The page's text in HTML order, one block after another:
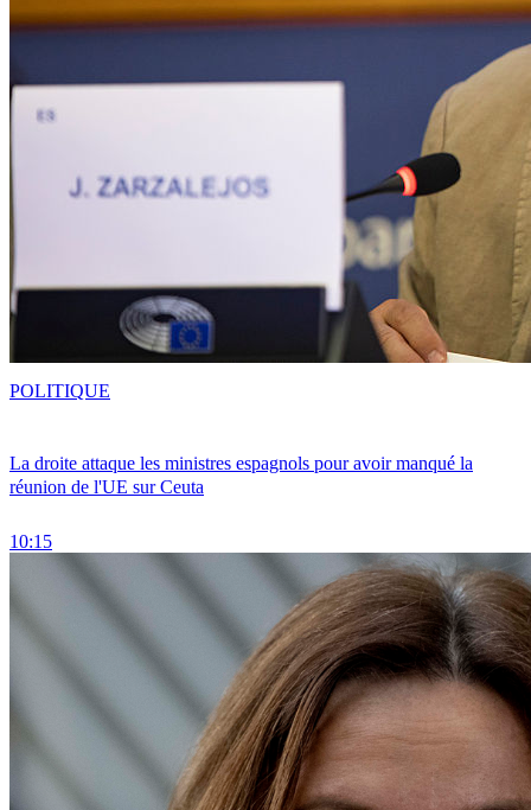
La droite attaque les ministres espagnols pour avoir manqué la
réunion de l'UE sur Ceuta
10:15
POLITIQUE